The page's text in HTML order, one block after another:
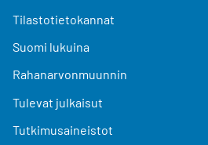
Tilastotietokannat
Suomi lukuina
Rahanarvonmuunnin
Tulevat julkaisut
Tutkimusaineistot